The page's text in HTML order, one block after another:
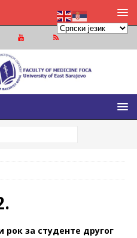
ФОЧА
У ИСТОЧНОМ
рок за студенте другог